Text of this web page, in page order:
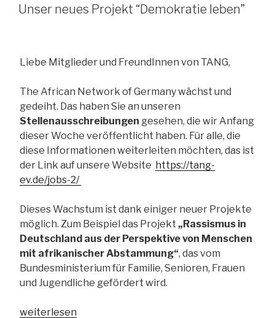
AM
Unser neues Projekt “Demokratie leben”
Liebe Mitglieder und FreundInnen von TANG,
The African Network of Germany wächst und
gedeiht. Das haben Sie an unseren
Stellenausschreibungen gesehen, die wir Anfang
dieser Woche veröffentlicht haben. Für alle, die
diese Informationen weiterleiten möchten, das ist
der Link auf unsere Website https://tang-
ev.de/jobs-2/
Dieses Wachstum ist dank einiger neuer Projekte
möglich. Zum Beispiel das Projekt „Rassismus in
Deutschland aus der Perspektive von Menschen
mit afrikanischer Abstammung“, das vom
Bundesministerium für Familie, Senioren, Frauen
und Jugendliche gefördert wird.
„Unser
weiterlesen